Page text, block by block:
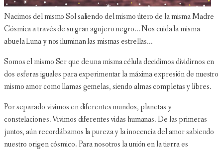
Nacimos del mismo Sol saliendo del mismo útero de la misma Madre
Cósmica a través de su gran agujero negro... Nos cuida la misma
abuela Luna y nos iluminan las mismas estrellas...
Somos el mismo Ser que de una misma célula decidimos dividirnos en
dos esferas iguales para experimentar la máxima expresión de nuestro
mismo amor como llamas gemelas, siendo almas completas y libres.
Por separado vivimos en diferentes mundos, planetas y
constelaciones. Vivimos diferentes vidas humanas. De las primeras
juntos, aún recordábamos la pureza y la inocencia del amor sabiendo
nuestro origen cósmico. Para nosotros la unión en la tierra es